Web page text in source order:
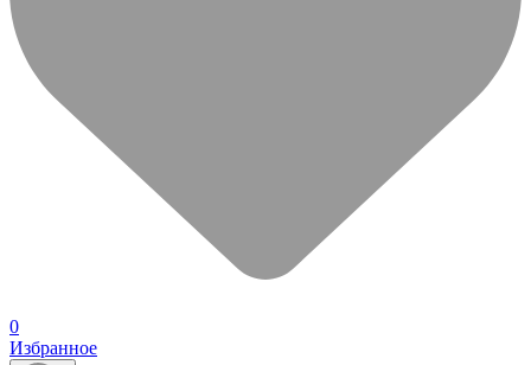
0
Избранное